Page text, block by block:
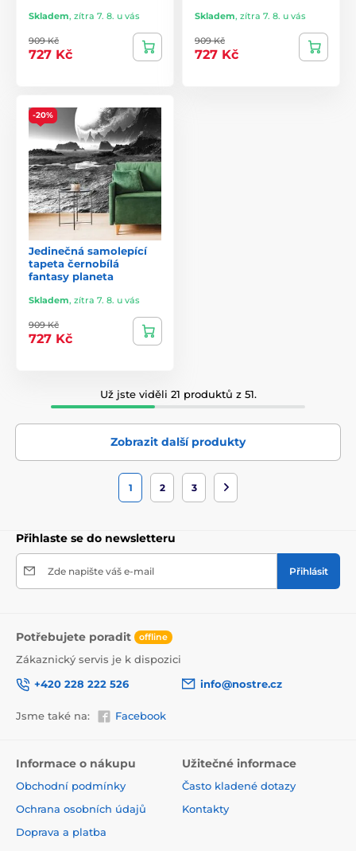
Skladem, zítra 7. 8. u vás
909 Kč
727 Kč
Skladem, zítra 7. 8. u vás
909 Kč
727 Kč
-20%
Jedinečná samolepící
tapeta černobílá
fantasy planeta
Skladem, zítra 7. 8. u vás
909 Kč
727 Kč
Už jste viděli 21 produktů z 51.
Zobrazit další produkty
1 2 3
Přihlaste se do newsletteru
Zde napište váš e-mail Přihlásit
Potřebujete poradit offline
Zákaznický servis je k dispozici
+420 228 222 526
info@nostre.cz
Jsme také na: Facebook
Informace o nákupu
Obchodní podmínky
Ochrana osobních údajů
Doprava a platba
Užitečné informace
Často kladené dotazy
Kontakty